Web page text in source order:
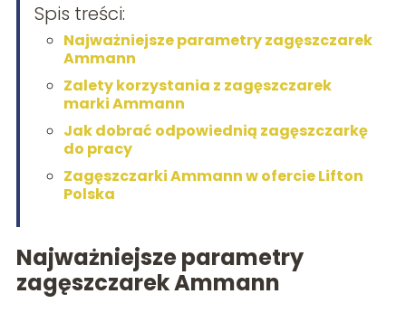
Spis treści:
Najważniejsze parametry zagęszczarek
Ammann
Zalety korzystania z zagęszczarek
marki Ammann
Jak dobrać odpowiednią zagęszczarkę
do pracy
Zagęszczarki Ammann w ofercie Lifton
Polska
Najważniejsze parametry
zagęszczarek Ammann